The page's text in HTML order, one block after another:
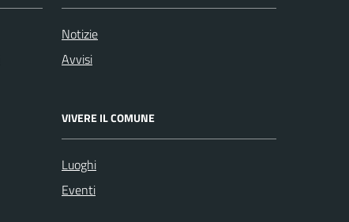
Notizie
Avvisi
VIVERE IL COMUNE
Luoghi
Eventi